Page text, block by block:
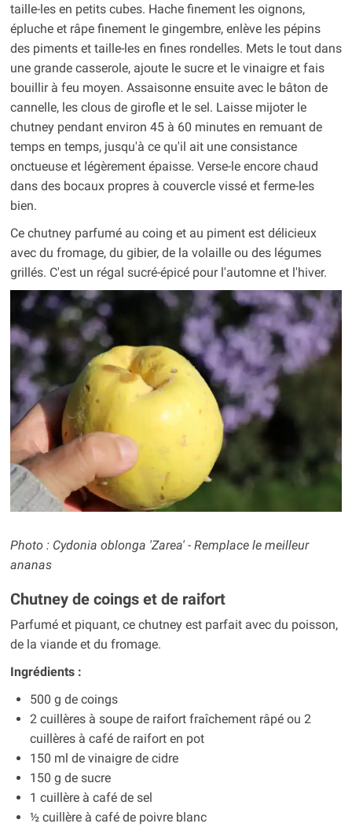
taille-les en petits cubes. Hache finement les oignons,
épluche et râpe finement le gingembre, enlève les pépins
des piments et taille-les en fines rondelles. Mets le tout dans
une grande casserole, ajoute le sucre et le vinaigre et fais
bouillir à feu moyen. Assaisonne ensuite avec le bâton de
cannelle, les clous de girofle et le sel. Laisse mijoter le
chutney pendant environ 45 à 60 minutes en remuant de
temps en temps, jusqu'à ce qu'il ait une consistance
onctueuse et légèrement épaisse. Verse-le encore chaud
dans des bocaux propres à couvercle vissé et ferme-les
bien.
Ce chutney parfumé au coing et au piment est délicieux
avec du fromage, du gibier, de la volaille ou des légumes
grillés. C'est un régal sucré-épicé pour l'automne et l'hiver.
Photo : Cydonia oblonga 'Zarea' - Remplace le meilleur
ananas
Chutney de coings et de raifort
Parfumé et piquant, ce chutney est parfait avec du poisson,
de la viande et du fromage.
Ingrédients :
500 g de coings
2 cuillères à soupe de raifort fraîchement râpé ou 2
cuillères à café de raifort en pot
150 ml de vinaigre de cidre
150 g de sucre
1 cuillère à café de sel
½ cuillère à café de poivre blanc